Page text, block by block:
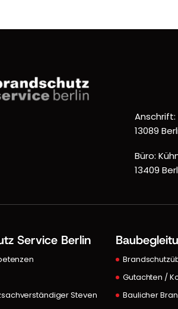
Anschrift:
13089
Büro:
13409
Service Berlin
Steven
Gutachten /
Baulicher